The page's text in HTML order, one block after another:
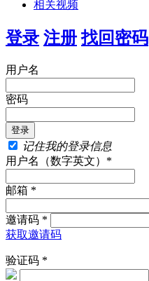
相关视频
登录 注册 找回密码
用户名
密码
记住我的登录信息
用户名（数字英文）*
邮箱 *
邀请码 *
获取邀请码
验证码 *